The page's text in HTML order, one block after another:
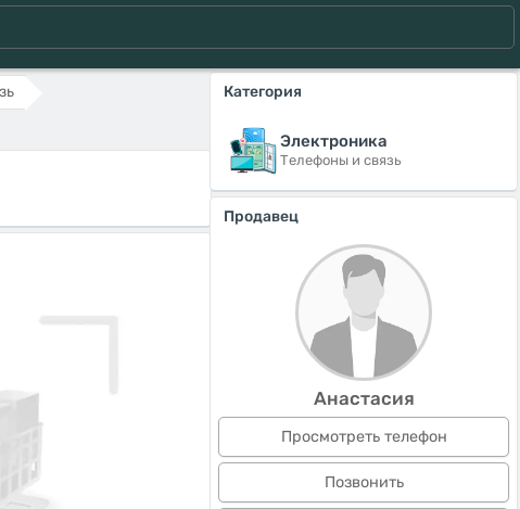
Категория
Электроника
Телефоны и связь
Продавец
Анастасия
Просмотреть телефон
Позвонить